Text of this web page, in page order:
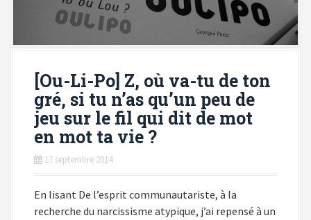
[Ou-Li-Po] Z, où va-tu de ton
gré, si tu n’as qu’un peu de
jeu sur le fil qui dit de mot
en mot ta vie ?
17 septembre 2014
En lisant De l’esprit communautariste, à la
recherche du narcissisme atypique, j’ai repensé à un